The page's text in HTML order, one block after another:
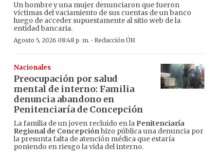
Un hombre y una mujer denunciaron que fueron
víctimas del vaciamiento de sus cuentas de un banco
luego de acceder supuestamente al sitio web de la
entidad bancaria.
Agosto 5, 2026 08:48 p. m. · Redacción ÚH
Nacionales
Preocupación por salud
mental de interno: Familia
denuncia abandono en
Penitenciaría de Concepción
La familia de un joven recluido en la Penitenciaría
Regional de Concepciónhizo pública una denuncia por
la presunta falta de atención médica que estaría
poniendo en riesgo la vida del interno.